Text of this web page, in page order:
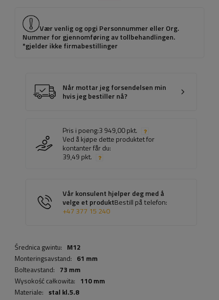
Vær venlig og opgi Personnummer eller Org.
Nummer for gjennomføring av tollbehandlingen.
*gjelder ikke firmabestillinger
Når mottar jeg forsendelsen min
hvis jeg bestiller nå?
Pris i poeng:3 949,00 pkt.
Ved å kjøpe dette produktet for
kontanter får du:
39,49 pkt.
Vår konsulent hjelper deg med å
velge et produktBestill på telefon:
+47 377 15 240
Średnica gwintu: M12
Monteringsavstand: 61 mm
Bolteavstand: 73 mm
Wysokość całkowita: 110 mm
Materiale: stal kl.5.8